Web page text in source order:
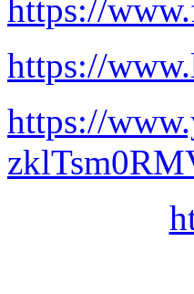
https://
https://
https://